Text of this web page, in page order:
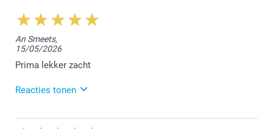
An Smeets,
15/05/2026
Prima lekker zacht
Reacties tonen
28/05/2026